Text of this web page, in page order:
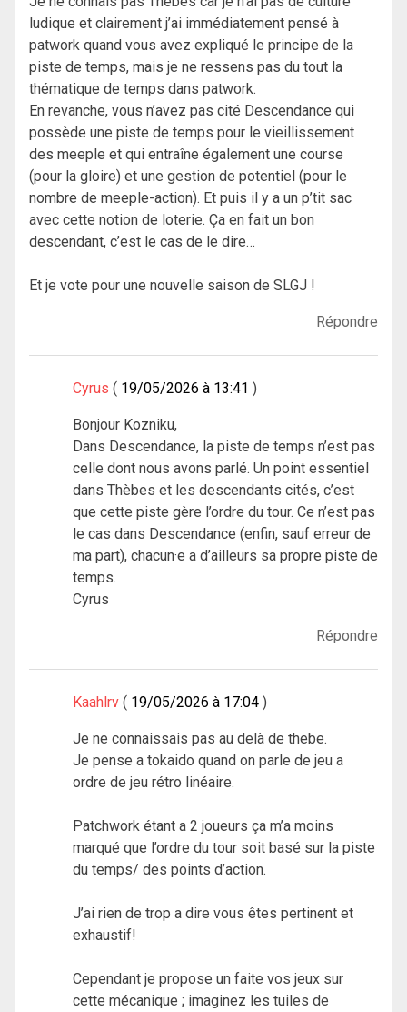
ludique et clairement j’ai immédiatement pensé à
patwork quand vous avez expliqué le principe de la
piste de temps, mais je ne ressens pas du tout la
thématique de temps dans patwork.
En revanche, vous n’avez pas cité Descendance qui
possède une piste de temps pour le vieillissement
des meeple et qui entraîne également une course
(pour la gloire) et une gestion de potentiel (pour le
nombre de meeple-action). Et puis il y a un p’tit sac
avec cette notion de loterie. Ça en fait un bon
descendant, c’est le cas de le dire…
Et je vote pour une nouvelle saison de SLGJ !
Répondre
Cyrus 19/05/2026 à 13:41
Bonjour Kozniku,
Dans Descendance, la piste de temps n’est pas
celle dont nous avons parlé. Un point essentiel
dans Thèbes et les descendants cités, c’est
que cette piste gère l’ordre du tour. Ce n’est pas
le cas dans Descendance (enfin, sauf erreur de
ma part), chacun·e a d’ailleurs sa propre piste de
temps.
Cyrus
Répondre
Kaahlrv 19/05/2026 à 17:04
Je ne connaissais pas au delà de thebe.
Je pense a tokaido quand on parle de jeu a
ordre de jeu rétro linéaire.
Patchwork étant a 2 joueurs ça m’a moins
marqué que l’ordre du tour soit basé sur la piste
du temps/ des points d’action.
J’ai rien de trop a dire vous êtes pertinent et
exhaustif!
Cependant je propose un faite vos jeux sur
cette mécanique ; imaginez les tuiles de